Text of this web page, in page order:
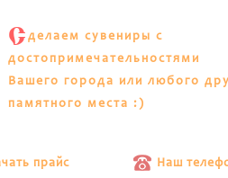
С делаем сувениры с
достопримечательностями
Вашего города или любого
памятного места :)
прайс
Наш